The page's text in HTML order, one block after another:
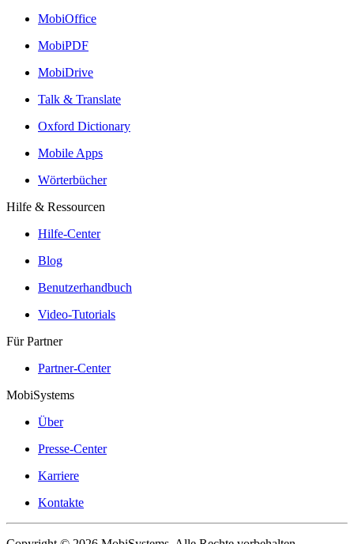
MobiOffice
MobiPDF
MobiDrive
Talk & Translate
Oxford Dictionary
Mobile Apps
Wörterbücher
Hilfe & Ressourcen
Hilfe-Center
Blog
Benutzerhandbuch
Video-Tutorials
Für Partner
Partner-Center
MobiSystems
Über
Presse-Center
Karriere
Kontakte